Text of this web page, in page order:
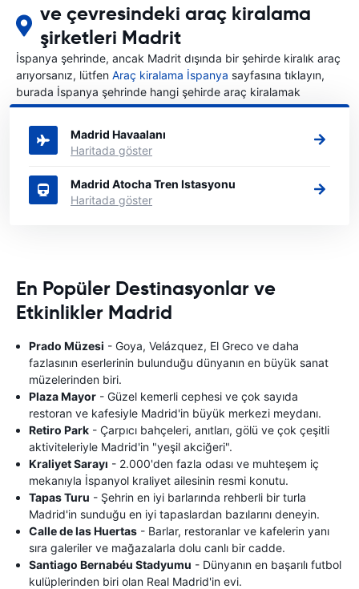
ve çevresindeki araç kiralama
şirketleri Madrit
İspanya şehrinde, ancak Madrit dışında bir şehirde kiralık araç
arıyorsanız, lütfen Araç kiralama İspanya sayfasına tıklayın,
burada İspanya şehrinde hangi şehirde araç kiralamak
istediğinizi seçebilirsiniz.
Madrid Havaalanı
Haritada göster
Madrid Atocha Tren Istasyonu
Haritada göster
En Popüler Destinasyonlar ve
Etkinlikler Madrid
Prado Müzesi - Goya, Velázquez, El Greco ve daha
fazlasının eserlerinin bulunduğu dünyanın en büyük sanat
müzelerinden biri.
Plaza Mayor - Güzel kemerli cephesi ve çok sayıda
restoran ve kafesiyle Madrid'in büyük merkezi meydanı.
Retiro Park - Çarpıcı bahçeleri, anıtları, gölü ve çok çeşitli
aktiviteleriyle Madrid'in "yeşil akciğeri".
Kraliyet Sarayı - 2.000'den fazla odası ve muhteşem iç
mekanıyla İspanyol kraliyet ailesinin resmi konutu.
Tapas Turu - Şehrin en iyi barlarında rehberli bir turla
Madrid'in sunduğu en iyi tapaslardan bazılarını deneyin.
Calle de las Huertas - Barlar, restoranlar ve kafelerin yanı
sıra galeriler ve mağazalarla dolu canlı bir cadde.
Santiago Bernabéu Stadyumu - Dünyanın en başarılı futbol
kulüplerinden biri olan Real Madrid'in evi.